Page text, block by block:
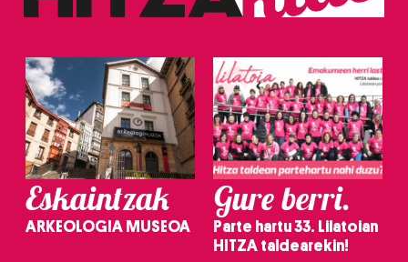
Eskaintzak
ARKEOLOGIA MUSEOA
Gure berri.
Parte hartu 33. Lilatoian
HITZA taldearekin!